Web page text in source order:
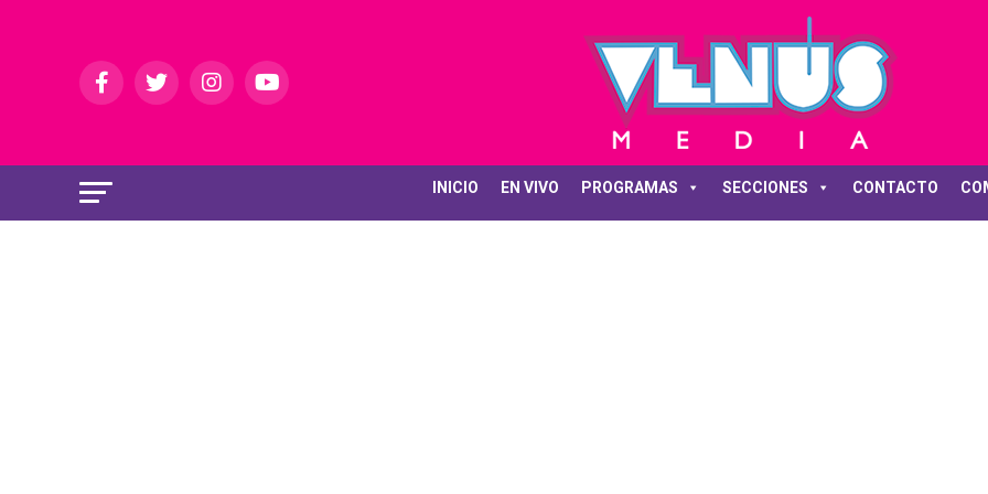
INICIO EN VIVO PROGRAMAS SECCIONES CONTACTO